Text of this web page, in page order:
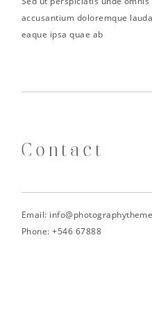
accusantium doloremque
eaque ipsa quae ab
Contact
Email:
Phone: +546 67888